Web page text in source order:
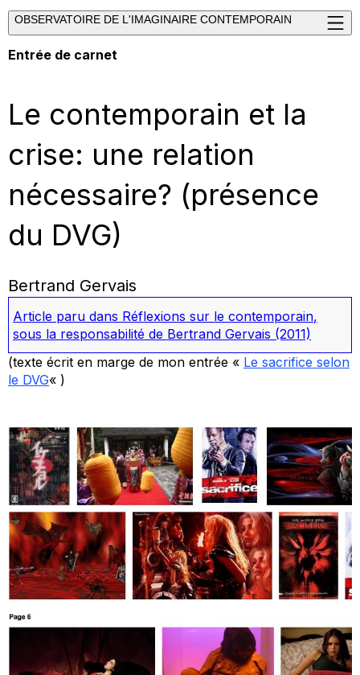
OBSERVATOIRE DE L'IMAGINAIRE CONTEMPORAIN
Entrée de carnet
Le contemporain et la
crise: une relation
nécessaire? (présence
du DVG)
Bertrand Gervais
Article paru dans Réflexions sur le contemporain,
sous la responsabilité de Bertrand Gervais (2011)
(texte écrit en marge de mon entrée « Le sacrifice selon
le DVG« )